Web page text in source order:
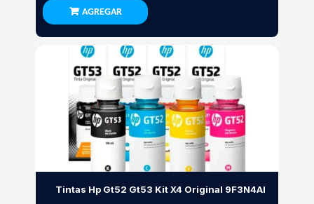
AGREGAR
Tintas Hp Gt52 Gt53 Kit X4 Original 9F3N4Al